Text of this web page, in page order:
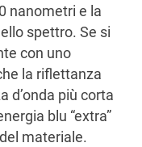
nanometri e la
spettro. Se si
con uno
la riflettanza
d’onda più corta
blu “extra”
materiale.